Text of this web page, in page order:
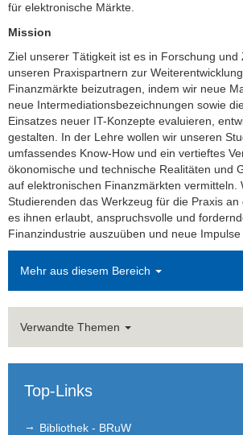
für elektronische Märkte.
Mission
Ziel unserer Tätigkeit ist es in Forschung und
unseren Praxispartnern zur
Finanzmärkte beizutragen, indem wir neue
neue Intermediationsbezeichnungen sowie
Einsatzes neuer IT-Konzepte evaluieren,
gestalten. In der Lehre wollen wir unseren
umfassendes Know-How und ein vertieftes
ökonomische und technische Realitäten und
auf elektronischen Finanzmärkten vermitteln.
Studierenden das Werkzeug für die Praxis
es ihnen erlaubt, anspruchsvolle und
Finanzindustrie auszuüben und neue Impulse
Mehr aus diesem Bereich
Verwandte Themen
Top-Links
Bibliothek - BRuW